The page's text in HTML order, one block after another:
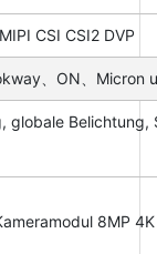
CSI CSI2 DVP
、ON、Micron
globale
8MP